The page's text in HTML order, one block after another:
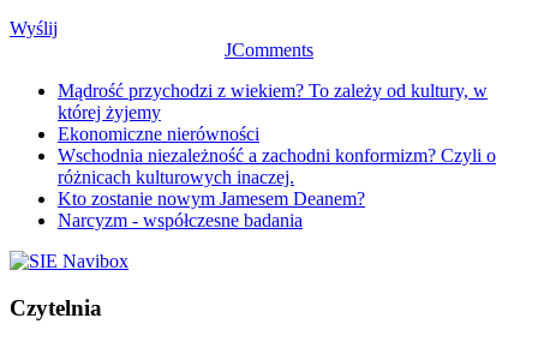
Wyślij
JComments
Mądrość przychodzi z wiekiem? To zależy od kultury, w
której żyjemy
Ekonomiczne nierówności
Wschodnia niezależność a zachodni konformizm? Czyli o
różnicach kulturowych inaczej.
Kto zostanie nowym Jamesem Deanem?
Narcyzm - współczesne badania
Czytelnia